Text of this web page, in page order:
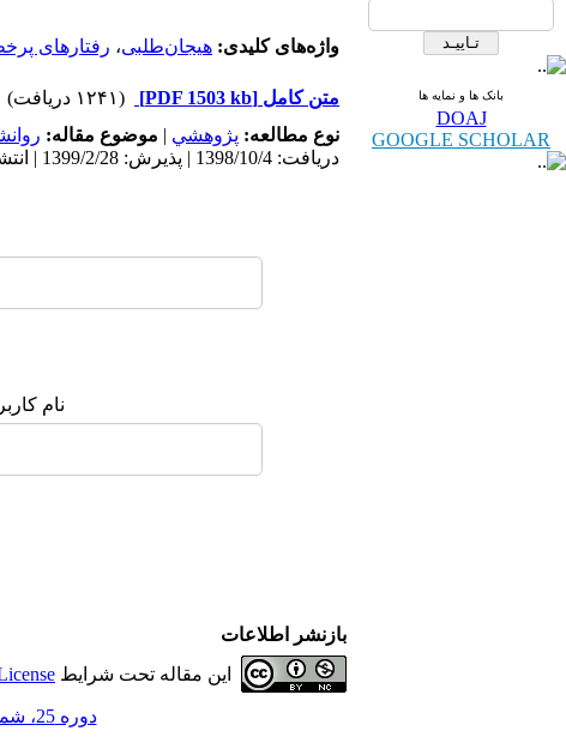
بانک ها و نمایه ها
DOAJ
GOOGLE SCHOLAR
واژه‌های کلیدی: هیجان‌طلبی، رفتارهای
متن کامل [PDF 1503 kb]
(۱۲۴۱ دریافت)
نوع مطالعه: پژوهشي | موضوع مقاله:
دریافت: 1398/10/4 | پذیرش: 1399/2/28 | انتشار: 1399/3/7
نام
بازنشر اطلاعات
این مقاله تحت شرایط
دوره 25، شماره 2 و ضمیمه1 - ( 3-1399 )